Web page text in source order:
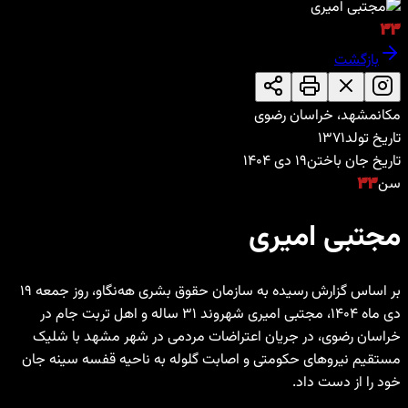
۳۳
بازگشت
مکانمشهد، خراسان رضوی
تاریخ تولد۱۳۷۱
تاریخ جان باختن۱۹ دی ۱۴۰۴
سن۳۳
مجتبی امیری
بر اساس گزارش رسیده به سازمان حقوق بشری هه‌نگاو، روز جمعه ۱۹
دی‌ ماه ۱۴۰۴، مجتبی امیری شهروند ۳۱ ساله و اهل تربت جام در
خراسان رضوی، در جریان اعتراضات مردمی در شهر مشهد با شلیک
مستقیم نیروهای حکومتی و اصابت گلوله به ناحیه قفسه سینه جان
خود را از دست داد.